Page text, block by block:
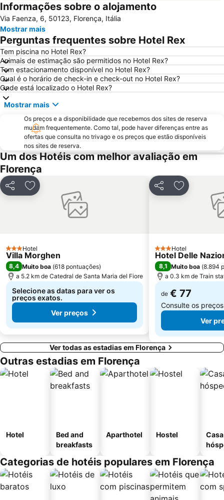
Centro Histórico
Brunelleschi
Santa Cruz
Mercato Centrale
Panzano in Chianti
Via del Corso
Chiesa dei Santi Michele e Gaetano
Firenze Expo Congress SPA
Oltrarno
Basilica of St Lawrence
Piazza della Repubblica
Praça da Senhoria
Galleria degli Uffizi
Peretola
Isolotto
Centro Storico
Siena Railway Station
Palazzo Medici-Ricardi
Palazzo Antinori
Via Roma
Via dei Calzaiuoli
San Lorenzo Market
Novoli
Stazione di Prato Centrale
Le Cantine di Greve in Chianti
Castel San Gimignano
Mercato di San Lorenzo
Chiesa Santo Spirito
Piazza di Santa Croce
Coverciano
La Certosa di Firenze
Piazza del Comune
Informações sobre o alojamento
Via Faenza, 6, 50123, Florença, Itália
Mostrar mais
Perguntas frequentes sobre Hotel Rex
Tem piscina no Hotel Rex?
Animais de estimação são permitidos no Hotel Rex?
Tem estacionamento disponível no Hotel Rex?
Qual é o horário de check-in e check-out no Hotel Rex?
Onde está localizado o Hotel Rex?
Mostrar mais
Os preços e a disponibilidade que recebemos dos sites de reserva
mudam frequentemente. Como tal, pode haver diferenças entre as
ofertas que consulta no trivago e os preços que estão disponíveis
nos sites de reserva.
Um dos Hotéis com melhor avaliação em
Florença
PartilharAdicionar aos favoritos
3 Estrelas
Hotel
Villa Morghen
8,4 Muito boa (618 pontuações)
a 5.2 km de Catedral de Santa Maria del Fiore
Selecione as datas para ver os
preços exatos.
Ver preços
PartilharAdicionar
3 Estrelas
Hotel
Hotel Delle
8,1 Muito boa (8.894
a 0.3 km de Train
de € 77
Consulte os
Ver
Ver todas as estadias em Florença
Outras estadias em Florença
Hotel
Bed and
breakfasts
Aparthotel Hostel
Categorias de hotéis populares em Florença